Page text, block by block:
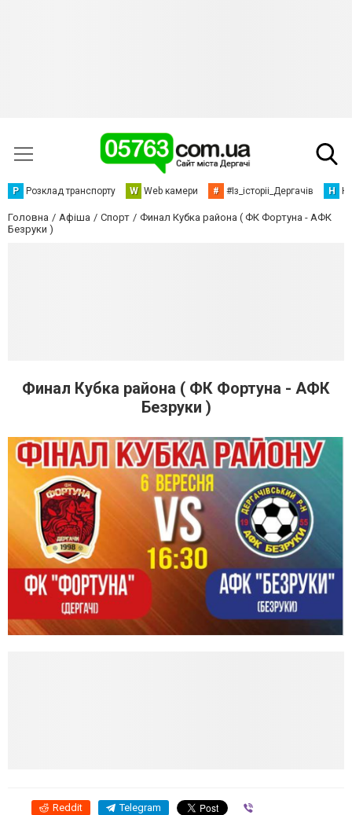
Р Розклад транспорту W Web камери # #Із_історіі_Дергачів Н
Головна Афіша Спорт
Финал Кубка района ( ФК Фортуна - АФК
Безруки )
Финал Кубка района ( ФК Фортуна - АФК
Безруки )
Reddit Telegram